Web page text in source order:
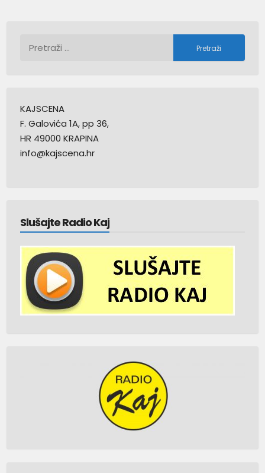
KAJSCENA
F. Galovića 1A, pp 36,
HR 49000 KRAPINA
info@kajscena.hr
Slušajte Radio Kaj